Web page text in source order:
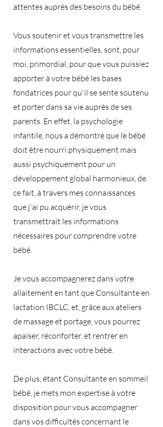
attentes auprès des besoins du bébé.
Vous soutenir et vous transmettre les
informations essentielles, sont, pour
moi, primordial, pour que vous puissiez
apporter à votre bébé les bases
fondatrices pour qu'il se sente soutenu
et porter dans sa vie auprès de ses
parents. En effet, la psychologie
infantile, nous a démontré que le bébé
doit être nourri physiquement mais
aussi psychiquement pour un
développement global harmonieux, de
ce fait, à travers mes connaissances
que j'ai pu acquérir, je vous
transmettrait les informations
nécessaires pour comprendre votre
bébé.
Je vous accompagnerez dans votre
allaitement en tant que Consultante en
lactation IBCLC, et, grâce aux ateliers
de massage et portage, vous pourrez
apaiser, réconforter, et rentrer en
interactions avec votre bébé.
De plus, étant Consultante en sommeil
bébé, je mets mon expertise à votre
disposition pour vous accompagner
dans vos difficultés concernant le